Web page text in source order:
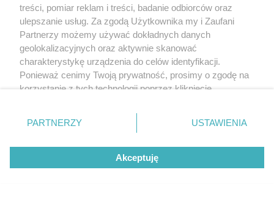
treści, pomiar reklam i treści, badanie odbiorców oraz
ulepszanie usług. Za zgodą Użytkownika my i Zaufani
Partnerzy możemy używać dokładnych danych
geolokalizacyjnych oraz aktywnie skanować
charakterystykę urządzenia do celów identyfikacji.
Ponieważ cenimy Twoją prywatność, prosimy o zgodę na
korzystanie z tych technologii poprzez kliknięcie
zmienić/wycofać klikając przycisk ustawień prywatności
znajdujący się w lewym dolnym rogu strony
rodzaje przetwarzania danych nie wymagają zgody
użytkownika, ale masz prawo sprzeciwić się takiemu
przetwarzaniu. Preferencje będą miały zastosowanie tylko
PARTNERZY USTAWIENIA
Akceptuję